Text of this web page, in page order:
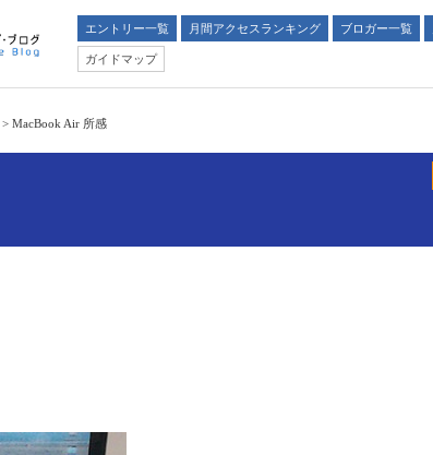
エントリー一覧 月間アクセスランキング ブロガー一覧
ガイドマップ
> MacBook Air 所感